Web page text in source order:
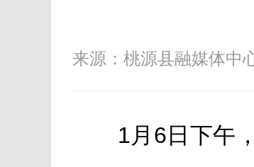
来源：桃源县融媒体中
1月6日下午